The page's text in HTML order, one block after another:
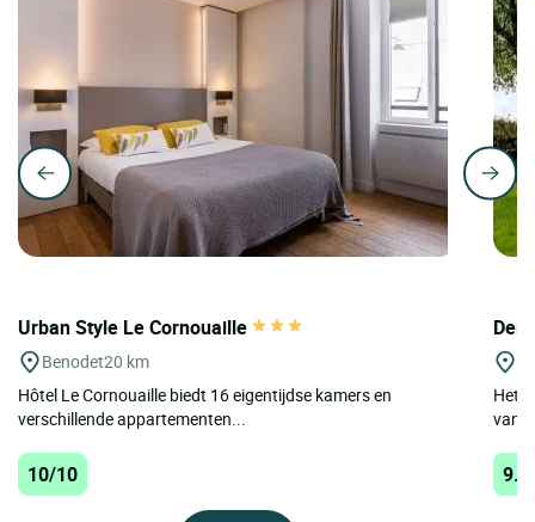
Urban Style Le Cornouaille
Benodet20 km
Hôtel Le Cornouaille biedt 16 eigentijdse kamers en
verschillende appartementen...
10/10
Het
van